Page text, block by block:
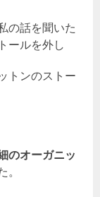
の話を聞いた
ールを外し
トンのストー
のオーガニッ
。